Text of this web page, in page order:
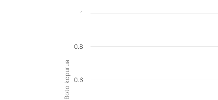
Boto kopurua 0.6
0.8
1